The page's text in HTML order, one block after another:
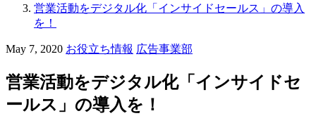
営業活動をデジタル化「インサイドセールス」の導入
を！
May 7, 2020 カ
ゴ
リ
ー:
お役立ち情報 広告事業部
営業活動をデジタル化「インサイドセ
ールス」の導入を！